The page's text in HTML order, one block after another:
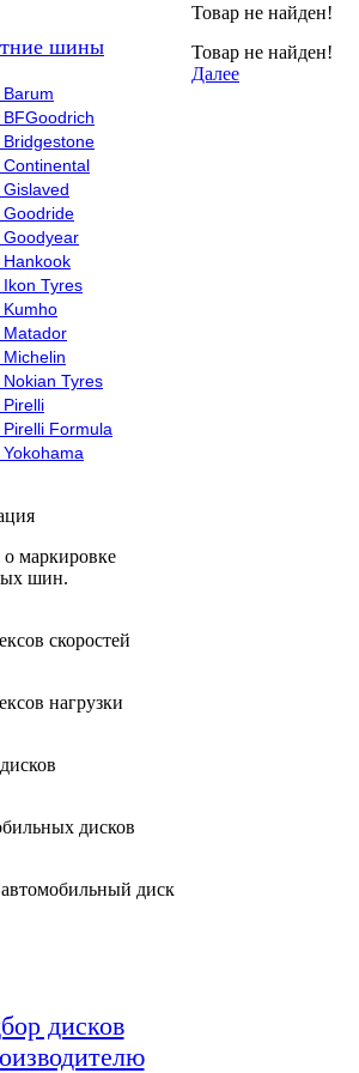
шины
Tyres
Tyres
Formula
маркировке
шин.
скоростей
нагрузки
дисков
диск
дисков
Товар не найден!
Товар не найден!
Далее